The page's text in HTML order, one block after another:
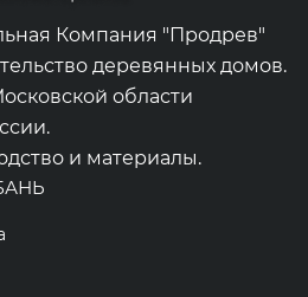
Компания "Продрев"
деревянных домов.
области
и материалы.